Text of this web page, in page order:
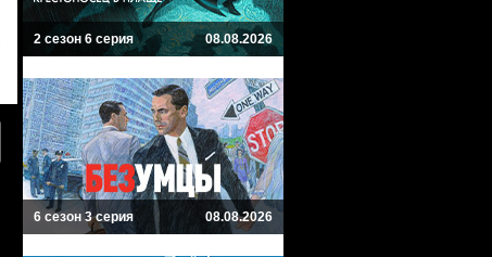
2 сезон 6 серия 08.08.2026
6 сезон 3 серия 08.08.2026